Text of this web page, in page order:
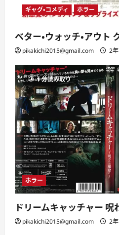
ギャグ・コメディ ホラー
ベター・ウォッチ・アウト
pikakichi2015@gmail.com 2
1 分読み取り
ホラー
ドリームキャッチャー 呪
pikakichi2015@gmail.com 2